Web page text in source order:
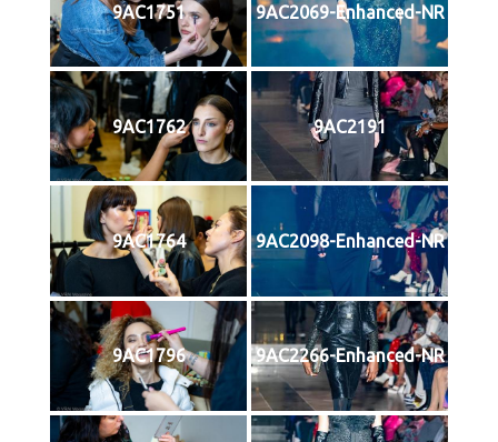
9AC1751 9AC2069-Enhanced-NR
9AC1762 9AC2191
9AC1764 9AC2098-Enhanced-NR
9AC1796 9AC2266-Enhanced-NR